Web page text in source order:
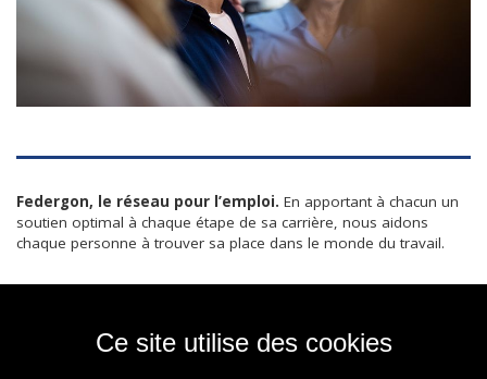
Federgon, le réseau pour l’emploi. En apportant à chacun un
soutien optimal à chaque étape de sa carrière, nous aidons
chaque personne à trouver sa place dans le monde du travail.
Ce site utilise des cookies